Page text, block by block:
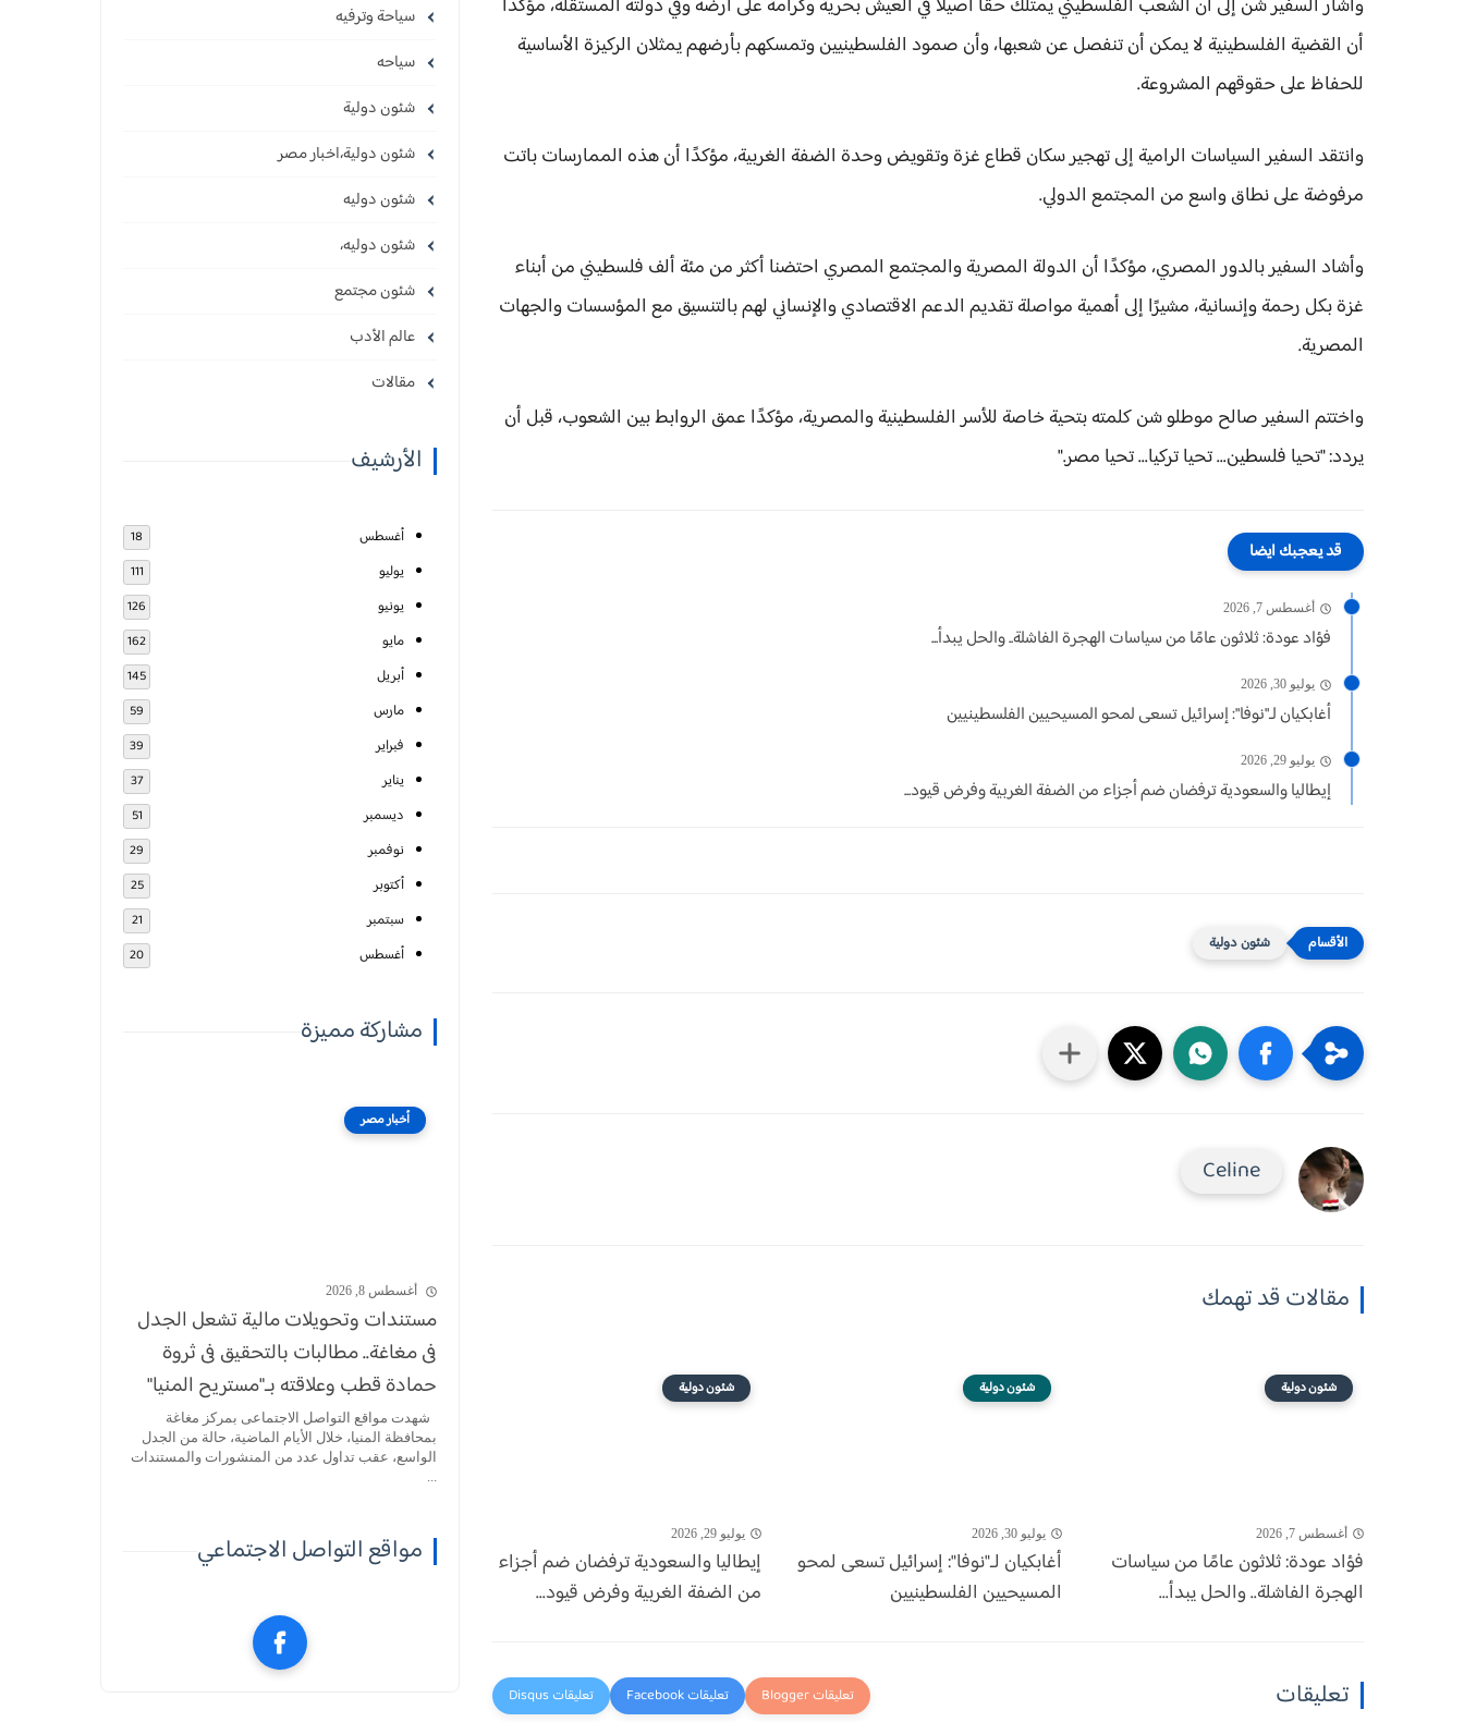
وأشار السفير شن إلى أن الشعب الفلسطيني يمتلك حقًا أصيلًا في العيش بحرية وكرامة على أرضه وفي دولته المستقلة، مؤكدًا
أن القضية الفلسطينية لا يمكن أن تنفصل عن شعبها، وأن صمود الفلسطينيين وتمسكهم بأرضهم يمثلان الركيزة الأساسية
للحفاظ على حقوقهم المشروعة.
وانتقد السفير السياسات الرامية إلى تهجير سكان قطاع غزة وتقويض وحدة الضفة الغربية، مؤكدًا أن هذه الممارسات باتت
مرفوضة على نطاق واسع من المجتمع الدولي.
وأشاد السفير بالدور المصري، مؤكدًا أن الدولة المصرية والمجتمع المصري احتضنا أكثر من مئة ألف فلسطيني من أبناء
غزة بكل رحمة وإنسانية، مشيرًا إلى أهمية مواصلة تقديم الدعم الاقتصادي والإنساني لهم بالتنسيق مع المؤسسات والجهات
المصرية.
واختتم السفير صالح موطلو شن كلمته بتحية خاصة للأسر الفلسطينية والمصرية، مؤكدًا عمق الروابط بين الشعوب، قبل أن
يردد: "تحيا فلسطين... تحيا تركيا... تحيا مصر."
قد يعجبك ايضا
أغسطس 7, 2026
فؤاد عودة: ثلاثون عامًا من سياسات الهجرة الفاشلة.. والحل يبدأ...
يوليو 30, 2026
أغابكيان لـ"نوفا": إسرائيل تسعى لمحو المسيحيين الفلسطينيين
يوليو 29, 2026
إيطاليا والسعودية ترفضان ضم أجزاء من الضفة الغربية وفرض قيود...
شئون دولية
Celine
مقالات قد تهمك
شئون دولية
أغسطس 7, 2026
فؤاد عودة: ثلاثون عامًا من سياسات
الهجرة الفاشلة.. والحل يبدأ...
شئون دولية
يوليو 30, 2026
أغابكيان لـ"نوفا": إسرائيل تسعى لمحو
المسيحيين الفلسطينيين
شئون دولية
يوليو 29, 2026
إيطاليا والسعودية ترفضان ضم أجزاء
من الضفة الغربية وفرض قيود...
تعليقات
سياحة وترفيه
سياحه
شئون دولية
شئون دولية،اخبار مصر
شئون دوليه
شئون دوليه،
شئون مجتمع
عالم الأدب
مقالات
الأرشيف
أغسطس 18
يوليو 111
يونيو 126
مايو 162
أبريل 145
مارس 59
فبراير 39
يناير 37
ديسمبر 51
نوفمبر 29
أكتوبر 25
سبتمبر 21
أغسطس 20
مشاركة مميزة
أخبار مصر
أغسطس 8, 2026
مستندات وتحويلات مالية تشعل الجدل
فى مغاغة.. مطالبات بالتحقيق فى ثروة
حمادة قطب وعلاقته بـ"مستريح المنيا"
شهدت مواقع التواصل الاجتماعى بمركز مغاغة
بمحافظة المنيا، خلال الأيام الماضية، حالة من الجدل
الواسع، عقب تداول عدد من المنشورات والمستندات
...
مواقع التواصل الاجتماعي